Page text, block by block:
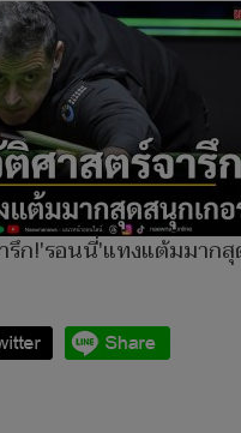
รึก!'รอนนี่'แทงแต้มมาก